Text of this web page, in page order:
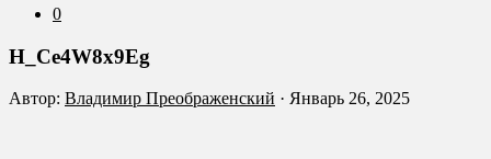
0
H_Ce4W8x9Eg
Автор: Владимир Преображенский · Январь 26, 2025